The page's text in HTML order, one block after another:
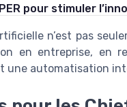
pour stimuler
n’est pas
en entreprise, en
une automatisation